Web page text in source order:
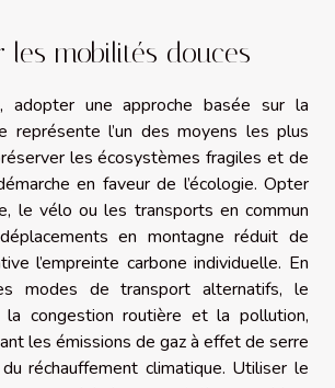
les mobilités douces
adopter une approche basée sur la
représente l’un des moyens les plus
les écosystèmes fragiles et de
en faveur de l’écologie. Opter
le vélo ou les transports en commun
en montagne réduit de
l’empreinte carbone individuelle. En
modes de transport alternatifs, le
la congestion routière et la pollution,
les émissions de gaz à effet de serre
réchauffement climatique. Utiliser le